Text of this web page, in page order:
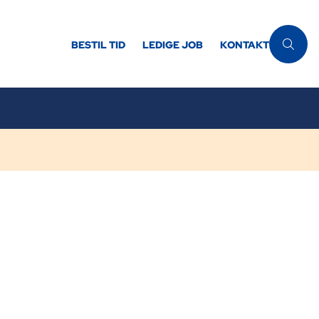
BESTIL TID LEDIGE JOB KONTAKT